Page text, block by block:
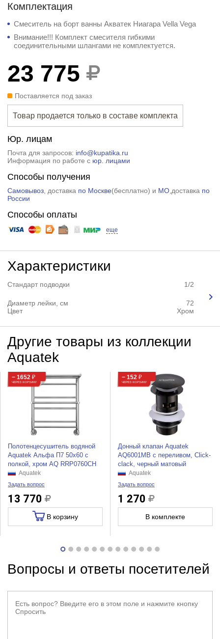
Комплектация
Смеситель на борт ванны Акватек Ниагара Vella Vega
Внимание!!! Комплект смесителя гибкими
соединительными шлангами не комплектуется.
23 775
Поставляется под заказ
Товар продается только в составе комплекта
Юр. лицам
Почта для запросов: info@kupatika.ru
Информация по работе с юр. лицами
Способы получения
Самовывоз, доставка по Москве(бесплатно) и МО,доставка по
России
Способы оплаты
еще
Характеристики
Стандарт подводки 1/2
Диаметр лейки, см
72
Цвет
Хром
Другие товары из коллекции
Aquatek
− 1652 ₽
ЧЕРЕЗ КОРЗИНУ
Полотенцесушитель водяной
Aquatek Альфа П7 50x60 с
полкой, хром AQ RRP0760CH
Aquatek
Задать вопрос
13 770
В корзину
− 152 ₽
ЧЕРЕЗ КОРЗИНУ
Донный клапан Aquatek
AQ6001MB с переливом, Click-
clack, черный матовый
Aquatek
Задать вопрос
1 270
В комплекте
Вопросы и ответы посетителей